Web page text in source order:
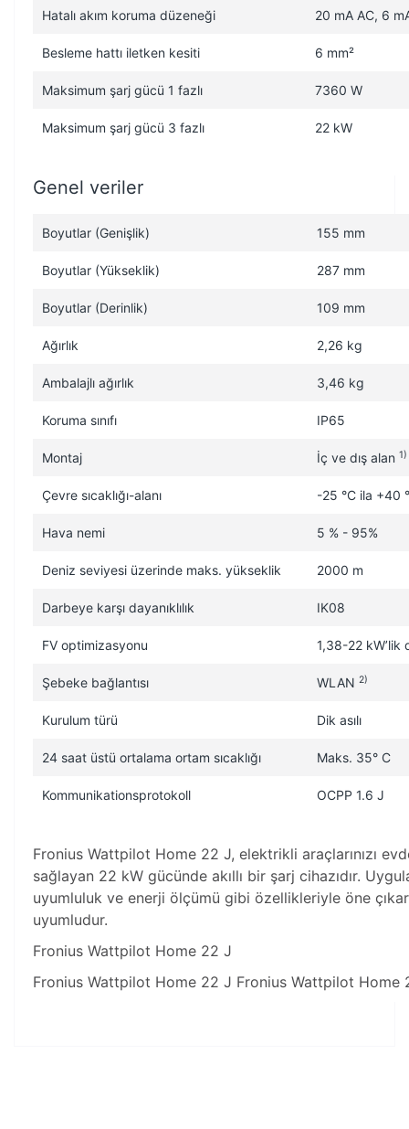
Hatalı akım koruma düzeneği 20 mA AC, 6
Besleme hattı iletken kesiti 6 mm²
Maksimum şarj gücü 1 fazlı 7360 W
Maksimum şarj gücü 3 fazlı 22 kW
Genel veriler
Boyutlar (Genişlik) 155 mm
Boyutlar (Yükseklik) 287 mm
Boyutlar (Derinlik) 109 mm
Ağırlık 2,26 kg
Ambalajlı ağırlık 3,46 kg
Koruma sınıfı IP65
Montaj İç ve dış alan 1)
Çevre sıcaklığı-alanı -25 °C ila +40
Hava nemi 5 % - 95%
Deniz seviyesi üzerinde maks. yükseklik 2000 m
Darbeye karşı dayanıklılık IK08
FV optimizasyonu 1,38-22 kW’lik
Şebeke bağlantısı WLAN 2)
Kurulum türü Dik asılı
24 saat üstü ortalama ortam sıcaklığı Maks. 35° C
Kommunikationsprotokoll OCPP 1.6 J
Fronius Wattpilot Home 22 J, elektrikli araçlarınızı
sağlayan 22 kW gücünde akıllı bir şarj cihazıdır.
uyumluluk ve enerji ölçümü gibi özellikleriyle öne
uyumludur.
Fronius Wattpilot Home 22 J
Fronius Wattpilot Home 22 J Fronius Wattpilot Home